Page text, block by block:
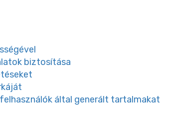
biztosítása
által generált tartalmakat